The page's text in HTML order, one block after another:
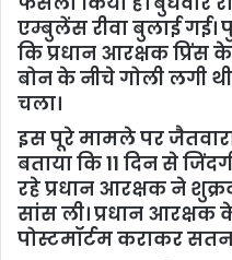
एम्बुलेंस रीवा बुलाई गई।
कि प्रधान आरक्षक
बोन के नीचे गोली लगी
चला।
इस पूरे मामले पर
बताया कि 11 दिन से
रहे प्रधान आरक्षक ने
सांस ली। प्रधान आरक्षक
पोस्टमॉर्टम कराकर